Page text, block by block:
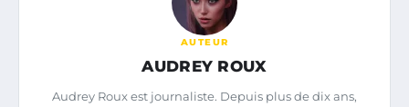
AUTEUR
AUDREY ROUX
Audrey Roux est journaliste. Depuis plus de dix ans,